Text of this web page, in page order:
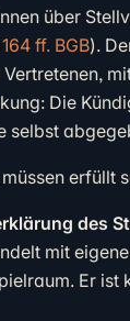
über
ff. BGB).
Die
selbst
erfüllt
des
mit
Er ist